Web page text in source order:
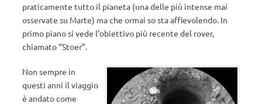
praticamente tutto il pianeta (una delle più intense mai
osservate su Marte) ma che ormai so sta affievolendo. In
primo piano si vede l’obiettivo più recente del rover,
chiamato “Stoer”.
Non sempre in
questi anni il viaggio
è andato come